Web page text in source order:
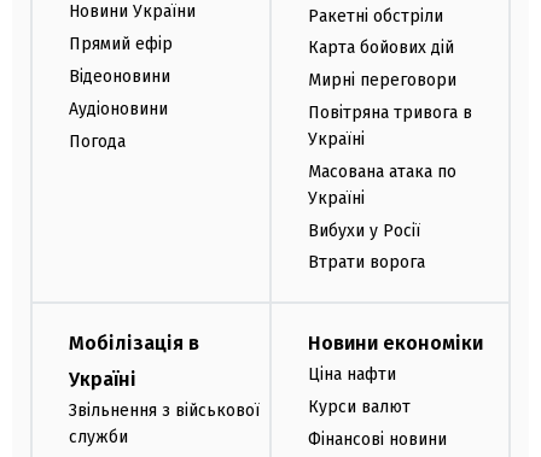
Новини України
Прямий ефір
Відеоновини
Аудіоновини
Погода
Ракетні обстріли
Карта бойових дій
Мирні переговори
Повітряна тривога в
Україні
Масована атака по
Україні
Вибухи у Росії
Втрати ворога
Мобілізація в
Україні
Звільнення з військової
служби
Новини економіки
Ціна нафти
Курси валют
Фінансові новини